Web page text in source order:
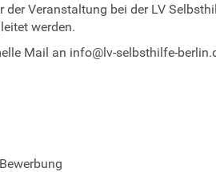
Veranstaltung bei der LV
werden.
Mail an info@lv-selbsthilfe-